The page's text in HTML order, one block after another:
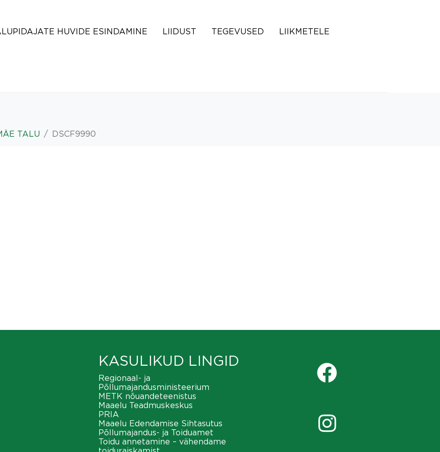
HUVIDE ESINDAMINE LIIDUST TEGEVUSED LIIKMETELE
TALU DSCF9990
KASULIKUD LINGID
Regionaal- ja
Põllumajandusministeerium
METK nõuandeteenistus
Maaelu Teadmuskeskus
PRIA
Maaelu Edendamise Sihtasutus
Põllumajandus- ja Toiduamet
Toidu annetamine – vähendame